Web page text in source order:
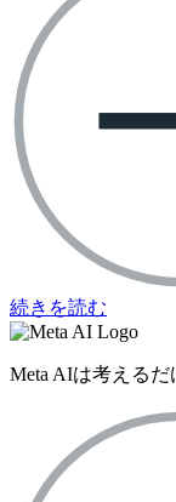
続きを読む
Meta AIは考える